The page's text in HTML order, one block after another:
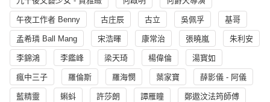
午夜工作者 Benny 古庄辰 古立 吳佩孚 基哥
孟希璘 Ball Mang 宋浩暉 康常治 張曉嵐 朱利安
李錦鴻 李鑑峰 梁天琦 楊偉倫 湯寳如
瘋中三子 羅倫斯 羅海憫 葉家寶 薛影儀 - 阿儀
藍精靈 蝌蚪 許莎朗 譚雁瞳 鄭遨汶法筠師傅